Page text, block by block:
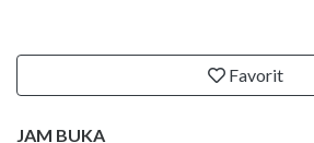
Favorit
JAM BUKA